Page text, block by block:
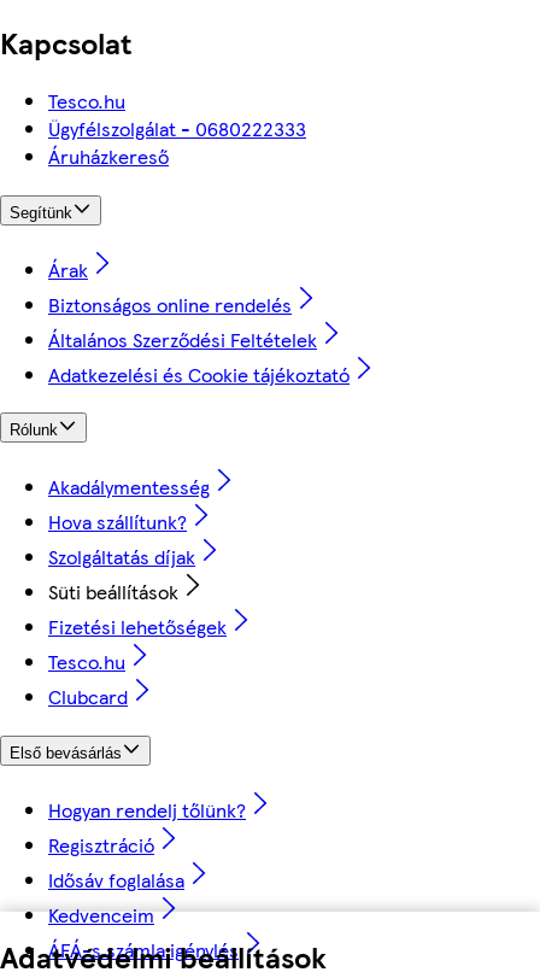
Adatvédelmi beállítások
Kapcsolat
Tesco.hu
Ügyfélszolgálat - 0680222333
Áruházkereső
Segítünk
Árak
Biztonságos online rendelés
Általános Szerződési Feltételek
Adatkezelési és Cookie tájékoztató
Rólunk
Akadálymentesség
Hova szállítunk?
Szolgáltatás díjak
Süti beállítások
Fizetési lehetőségek
Tesco.hu
Clubcard
Első bevásárlás
Hogyan rendelj tőlünk?
Regisztráció
Idősáv foglalása
Kedvenceim
ÁFÁ-s számla igénylés